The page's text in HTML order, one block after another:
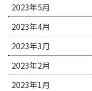
2023年5月
2023年4月
2023年3月
2023年2月
2023年1月